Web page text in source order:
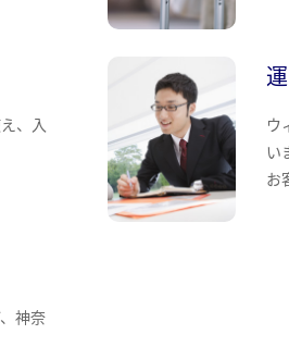
、入
ウ
い
お
神奈